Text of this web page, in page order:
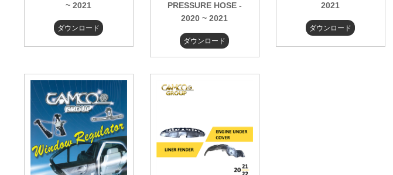
~ 2021
ダウンロード
PRESSURE HOSE -
2020 ~ 2021
ダウンロード
2021
ダウンロード